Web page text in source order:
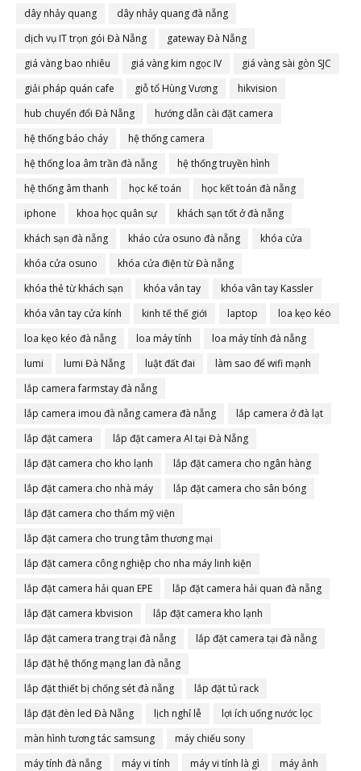
dây nhảy quang
dây nhảy quang đà nẵng
dịch vụ IT trọn gói Đà Nẵng
gateway Đà Nẵng
giá vàng bao nhiêu
giá vàng kim ngọc IV
giá vàng sài gòn SJC
giải pháp quán cafe
giỗ tổ Hùng Vương
hikvision
hub chuyển đổi Đà Nẵng
hướng dẫn cài đặt camera
hệ thống báo cháy
hệ thống camera
hệ thống loa âm trần đà nẵng
hệ thống truyền hình
hệ thống âm thanh
học kế toán
học kết toán đà nẵng
iphone
khoa học quân sự
khách sạn tốt ở đà nẵng
khách sạn đà nẵng
kháo cửa osuno đà nẵng
khóa cửa
khóa cửa osuno
khóa cửa điện từ Đà nẵng
khóa thẻ từ khách sạn
khóa vân tay
khóa vân tay Kassler
khóa vân tay cửa kính
kinh tế thế giới laptop
loa kẹo kéo
loa kẹo kéo đà nẵng
loa máy tính
loa máy tính đà nẵng
lumi
lumi Đà Nẵng luật đất đai
làm sao để wifi mạnh
lắp camera farmstay đà nẵng
lắp camera imou đà nẵng camera đà nẵng
lắp camera ở đà lạt
lắp đặt camera
lắp đặt camera AI tại Đà Nẵng
lắp đặt camera cho kho lạnh
lắp đặt camera cho ngân hàng
lắp đặt camera cho nhà máy
lắp đặt camera cho sân bóng
lắp đặt camera cho thẩm mỹ viện
lắp đặt camera cho trung tâm thương mại
lắp đặt camera công nghiệp cho nha máy linh kiện
lắp đặt camera hải quan EPE
lắp đặt camera hải quan đà nẵng
lắp đặt camera kbvision
lắp đặt camera kho lạnh
lắp đặt camera trang trại đà nẵng
lắp đặt camera tại đà nẵng
lắp đặt hệ thống mạng lan đà nẵng
lắp đặt thiết bị chống sét đà nẵng
lắp đặt tủ rack
lắp đặt đèn led Đà Nẵng
lịch nghỉ lễ
lợi ích uống nước lọc
màn hình tương tác samsung
máy chiếu sony
máy tính đà nẵng
máy vi tính máy vi tính là gì
máy ảnh